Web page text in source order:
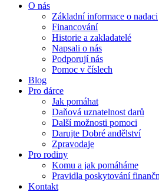
O nás
Základní informace o nadaci
Financování
Historie a zakladatelé
Napsali o nás
Podporují nás
Pomoc v číslech
Blog
Pro dárce
Jak pomáhat
Daňová uznatelnost darů
Další možnosti pomoci
Darujte Dobré andělství
Zpravodaje
Pro rodiny
Komu a jak pomáháme
Pravidla poskytování
Kontakt